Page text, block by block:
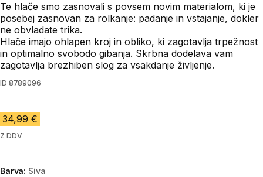
Te hlače smo zasnovali s povsem novim materialom, ki je
posebej zasnovan za rolkanje: padanje in vstajanje, dokler
ne obvladate trika.
Hlače imajo ohlapen kroj in obliko, ki zagotavlja trpežnost
in optimalno svobodo gibanja. Skrbna dodelava vam
zagotavlja brezhiben slog za vsakdanje življenje.
ID 8789096
34,99 €
Z DDV
Barva: Siva